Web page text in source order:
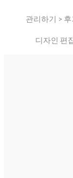
관리하기 >
디자인 편